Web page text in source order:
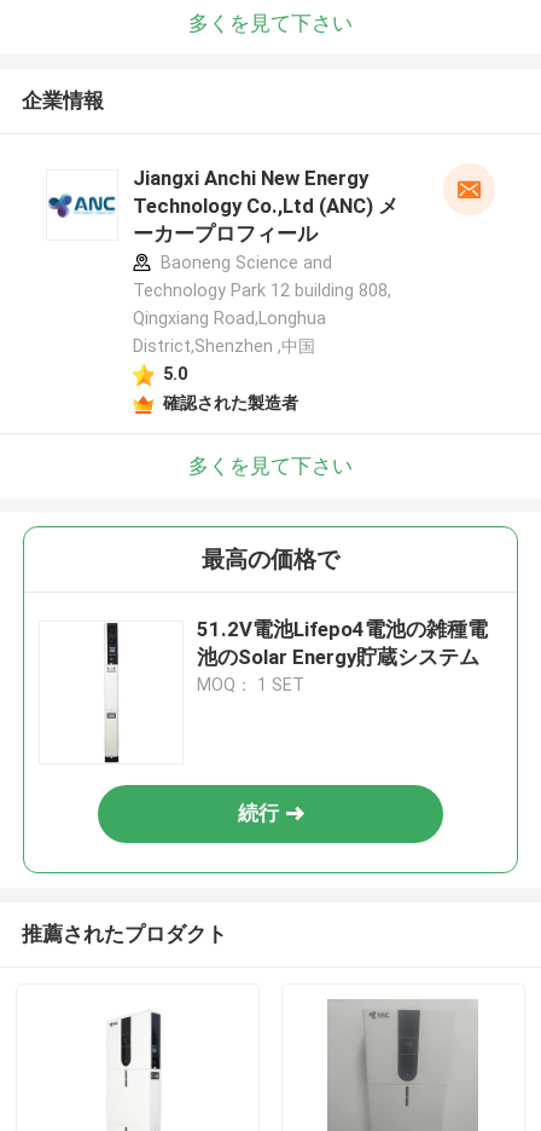
多くを見て下さい
企業情報
Jiangxi Anchi New Energy
Technology Co.,Ltd (ANC) メ
ーカープロフィール
Baoneng Science and
Technology Park 12 building 808,
Qingxiang Road,Longhua
District,Shenzhen ,中国
5.0
確認された製造者
多くを見て下さい
最高の価格で
51.2V電池Lifepo4電池の雑種電
池のSolar Energy貯蔵システム
MOQ： 1 SET
続行
推薦されたプロダクト